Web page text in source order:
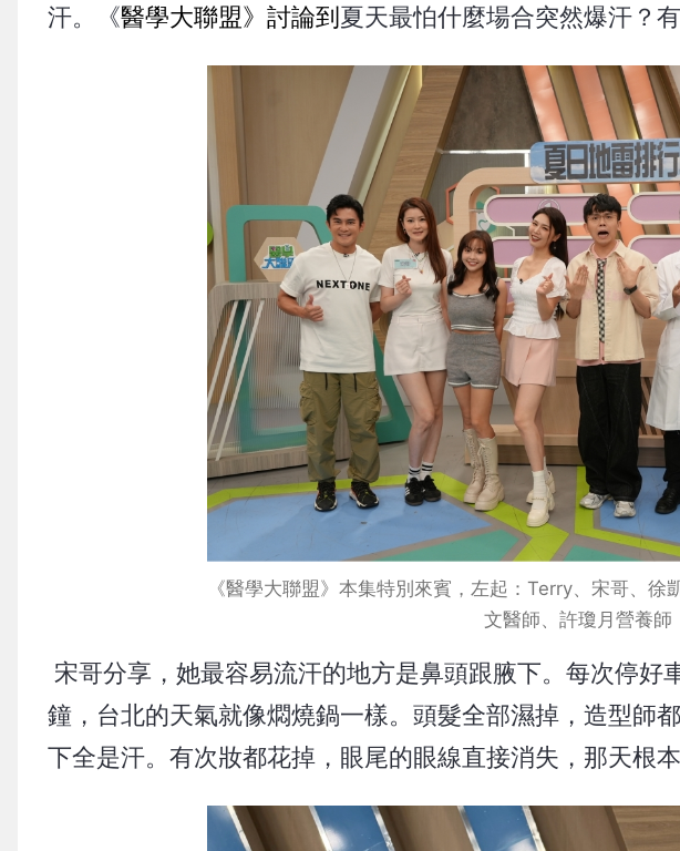
汗。《醫學大聯盟》討論到夏天最怕什麼場合突然爆汗？
《醫學大聯盟》本集特別來賓，左起：Terry、宋哥、徐
文醫師、許瓊月營養師
宋哥分享，她最容易流汗的地方是鼻頭跟腋下。每次停好
鐘，台北的天氣就像燜燒鍋一樣。頭髮全部濕掉，造型師
下全是汗。有次妝都花掉，眼尾的眼線直接消失，那天根本